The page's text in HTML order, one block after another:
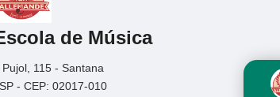
de Música
115 - Santana
- CEP: 02017-010